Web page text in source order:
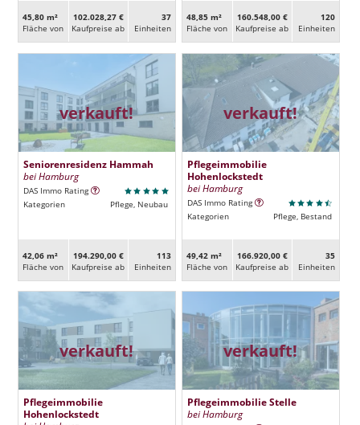
45,80 m²
Fläche von
102.028,27 €
Kaufpreise ab
37
Ein­heiten
48,85 m²
Fläche von
160.548,00 €
Kaufpreise ab
120
Ein­heiten
verkauft!
Seniorenresidenz Hammah
bei Hamburg
DAS Immo Rating
Kategorien
Pflege, Neubau
42,06 m²
Fläche von
194.290,00 €
Kaufpreise ab
113
Ein­heiten
verkauft!
Pflegeimmobilie
Hohenlockstedt
bei Hamburg
DAS Immo Rating
Kategorien
Pflege, Bestand
49,42 m²
Fläche von
166.920,00 €
Kaufpreise ab
35
Ein­heiten
verkauft!
Pflegeimmobilie
Hohenlockstedt
verkauft!
Pflegeimmobilie Stelle
bei Hamburg